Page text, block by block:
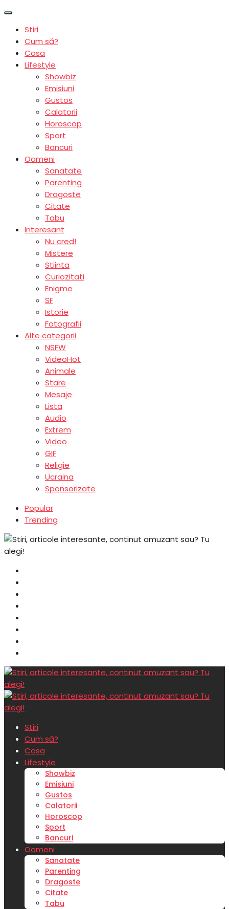
Stiri
Cum să?
Casa
Lifestyle
Showbiz
Emisiuni
Gustos
Calatorii
Horoscop
Sport
Bancuri
Oameni
Sanatate
Parenting
Dragoste
Citate
Tabu
Interesant
Nu cred!
Mistere
Stiinta
Curiozitati
Enigme
SF
Istorie
Fotografii
Alte categorii
NSFW
VideoHot
Animale
Stare
Mesaje
Lista
Audio
Extrem
Video
GIF
Religie
Ucraina
Sponsorizate
Popular
Trending
Stiri
Cum să?
Casa
Lifestyle
Showbiz
Emisiuni
Gustos
Calatorii
Horoscop
Sport
Bancuri
Oameni
Sanatate
Parenting
Dragoste
Citate
Tabu